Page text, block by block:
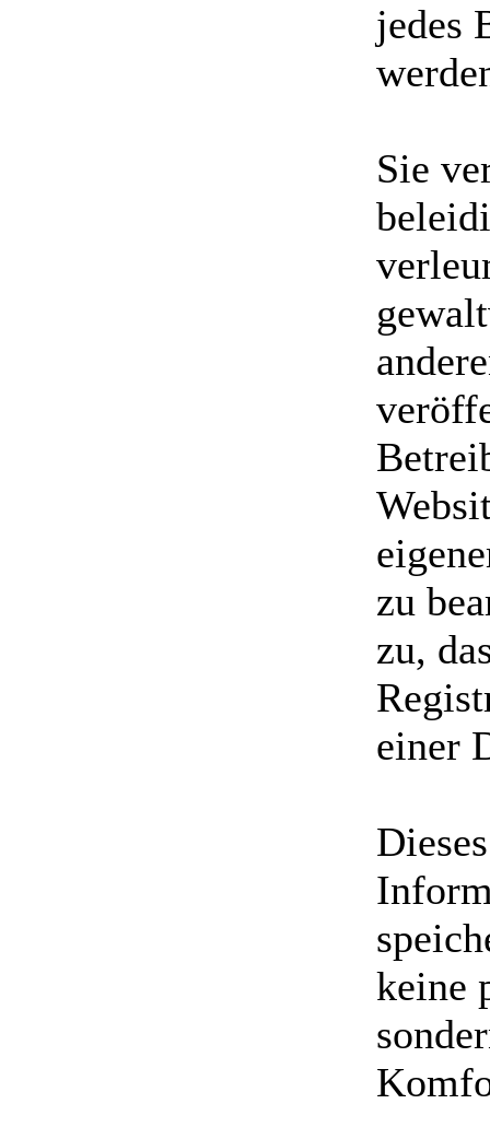
jedes
Sie
zu
zu,
einer
keine